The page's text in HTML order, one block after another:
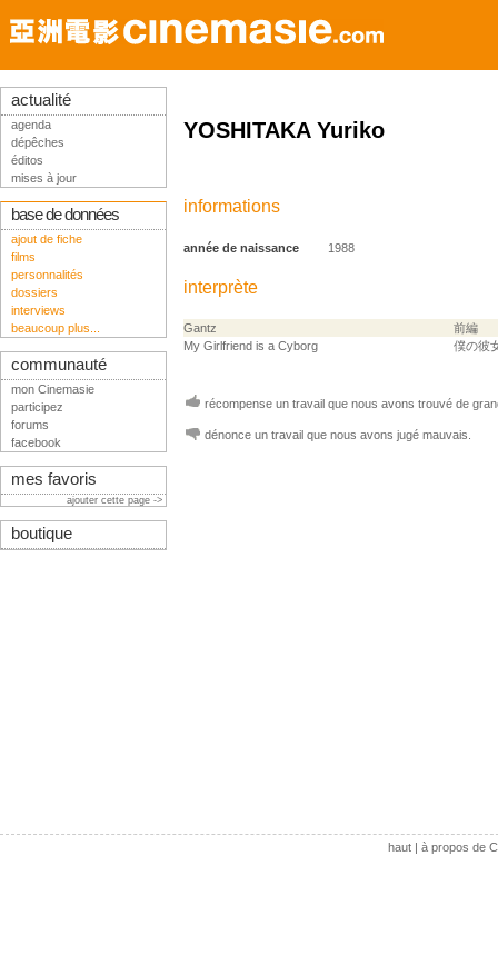
YOSHITAKA Yuriko
informations
année de naissance 1988
interprète
Gantz
前編
My Girlfriend is a Cyborg
僕の彼
récompense un travail que nous avons trouvé de
dénonce un travail que nous avons jugé mauvais.
actualité
agenda
dépêches
éditos
mises à jour
base de données
ajout de fiche
films
personnalités
dossiers
interviews
beaucoup plus...
communauté
mon Cinemasie
participez
forums
facebook
mes favoris
ajouter cette page ->
boutique
haut| à propos de